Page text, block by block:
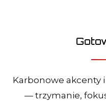
Karbonowe akcenty
— trzymanie,